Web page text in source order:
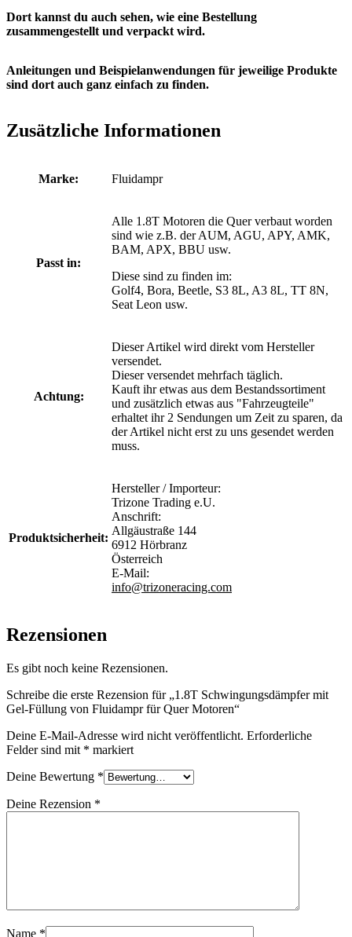
Dort kannst du auch sehen, wie eine Bestellung
zusammengestellt und verpackt wird.
Anleitungen und Beispielanwendungen für jeweilige Produkte
sind dort auch ganz einfach zu finden.
Zusätzliche Informationen
Marke: Fluidampr
Passt in:
Alle 1.8T Motoren die Quer verbaut worden
sind wie z.B. der AUM, AGU, APY, AMK,
BAM, APX, BBU usw.
Diese sind zu finden im:
Golf4, Bora, Beetle, S3 8L, A3 8L, TT 8N,
Seat Leon usw.
Achtung:
Dieser Artikel wird direkt vom Hersteller
versendet.
Dieser versendet mehrfach täglich.
Kauft ihr etwas aus dem Bestandssortiment
und zusätzlich etwas aus "Fahrzeugteile"
erhaltet ihr 2 Sendungen um Zeit zu sparen, da
der Artikel nicht erst zu uns gesendet werden
muss.
Produktsicherheit:
Hersteller / Importeur:
Trizone Trading e.U.
Anschrift:
Allgäustraße 144
6912 Hörbranz
Österreich
E-Mail:
info@trizoneracing.com
Rezensionen
Es gibt noch keine Rezensionen.
Schreibe die erste Rezension für „1.8T Schwingungsdämpfer mit
Gel-Füllung von Fluidampr für Quer Motoren“
Deine E-Mail-Adresse wird nicht veröffentlicht. Erforderliche
Felder sind mit * markiert
Deine Bewertung *
Deine Rezension *
Name *